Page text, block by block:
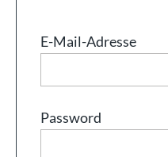
E-Mail-Adresse
Password